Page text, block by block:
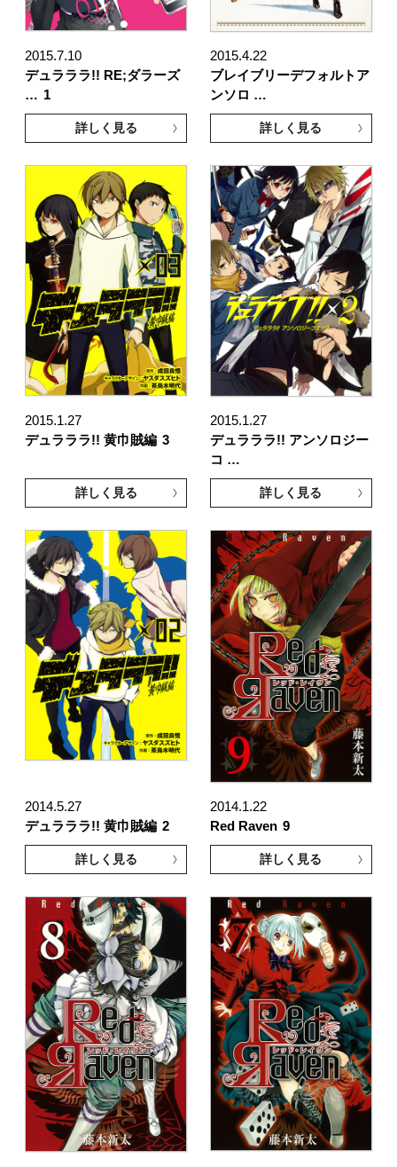
2015.7.10
デュラララ!! RE;ダラーズ
… 1
詳しく見る
2015.4.22
ブレイブリーデフォルトア
ンソロ …
詳しく見る
2015.1.27
デュラララ!! 黄巾賊編 3
詳しく見る
2015.1.27
デュラララ!! アンソロジー
コ …
詳しく見る
2014.5.27
デュラララ!! 黄巾賊編 2
詳しく見る
2014.1.22
Red Raven 9
詳しく見る